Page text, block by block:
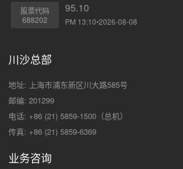
股票代码
688202
95.10
PM 13:10•2026-08-08
川沙总部
地址: 上海市浦东新区川大路585号
邮编: 201299
电话: +86 (21) 5859-1500（总机）
传真: +86 (21) 5859-6369
业务咨询